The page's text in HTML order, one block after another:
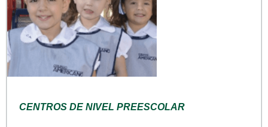
CENTROS DE NIVEL PREESCOLAR